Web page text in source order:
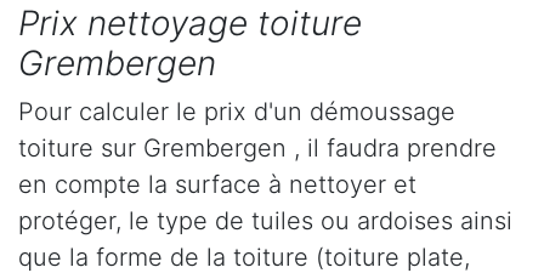
Prix nettoyage toiture
Grembergen
Pour calculer le prix d'un démoussage
toiture sur Grembergen , il faudra prendre
en compte la surface à nettoyer et
protéger, le type de tuiles ou ardoises ainsi
que la forme de la toiture (toiture plate,